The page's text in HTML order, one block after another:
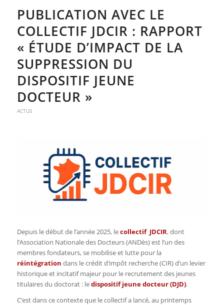
PUBLICATION AVEC LE
COLLECTIF JDCIR : RAPPORT
« ÉTUDE D’IMPACT DE LA
SUPPRESSION DU
DISPOSITIF JEUNE
DOCTEUR »
ACTUS
Depuis le début de l’année 2025, lecollectif JDCIR, dont
l’Association Nationale des Docteurs (ANDès) est l’un des
membres fondateurs, se mobilise et lutte pour la
réintégration dans le crédit d’impôt recherche (CIR) d’un levier
historique et incitatif majeur pour le recrutement des jeunes
titulaires du doctorat : ledispositif jeune docteur (DJD).
C’est dans ce contexte que le collectif a lancé, au printemps